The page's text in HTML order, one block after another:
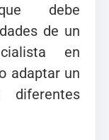
debe
de un
en
adaptar un
diferentes